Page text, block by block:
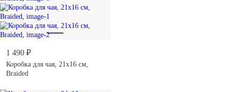
1 490 ₽
Коробка для чая, 21х16 см,
Braided